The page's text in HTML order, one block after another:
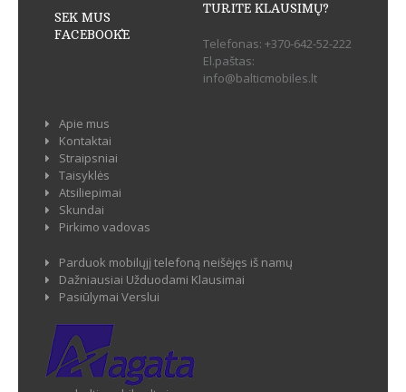
SEK MUS
FACEBOOK`E
TURITE KLAUSIMŲ?
Telefonas: +370-642-52-222
El.paštas:
info@balticmobiles.lt
Apie mus
Kontaktai
Straipsniai
Taisyklės
Atsiliepimai
Skundai
Pirkimo vadovas
Parduok mobilųjį telefoną neišėjęs iš namų
Dažniausiai Užduodami Klausimai
Pasiūlymai Verslui